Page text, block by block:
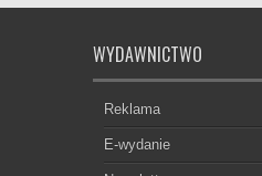
WYDAWNICTWO
Reklama
E-wydanie